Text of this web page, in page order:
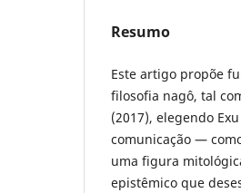
Resumo
Este artigo propõe
filosofia nagô, tal
(2017), elegendo
comunicação —
uma figura
epistêmico que